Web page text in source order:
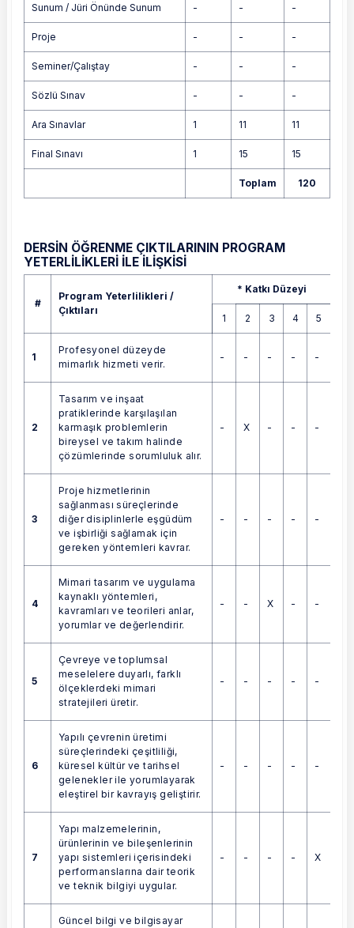
Sunum / Jüri Önünde Sunum - - -
Proje - - -
Seminer/Çalıştay - - -
Sözlü Sınav - - -
Ara Sınavlar 1 11 11
Final Sınavı 1 15 15
Toplam 120
DERSİN ÖĞRENME ÇIKTILARININ PROGRAM
YETERLİLİKLERİ İLE İLİŞKİSİ
#
Program Yeterlilikleri /
Çıktıları
* Katkı Düzeyi
1 2 3 4 5
1
Profesyonel düzeyde
mimarlık hizmeti verir.
- - - - -
2
Tasarım ve inşaat
pratiklerinde karşılaşılan
karmaşık problemlerin
bireysel ve takım halinde
çözümlerinde sorumluluk alır.
- X - - -
3
Proje hizmetlerinin
sağlanması süreçlerinde
diğer disiplinlerle eşgüdüm
ve işbirliği sağlamak için
gereken yöntemleri kavrar.
- - - - -
4
Mimari tasarım ve uygulama
kaynaklı yöntemleri,
kavramları ve teorileri anlar,
yorumlar ve değerlendirir.
- - X - -
5
Çevreye ve toplumsal
meselelere duyarlı, farklı
ölçeklerdeki mimari
stratejileri üretir.
- - - - -
6
Yapılı çevrenin üretimi
süreçlerindeki çeşitliliği,
küresel kültür ve tarihsel
gelenekler ile yorumlayarak
eleştirel bir kavrayış geliştirir.
- - - - -
7
Yapı malzemelerinin,
ürünlerinin ve bileşenlerinin
yapı sistemleri içerisindeki
performanslarına dair teorik
ve teknik bilgiyi uygular.
- - - - X
Güncel bilgi ve bilgisayar